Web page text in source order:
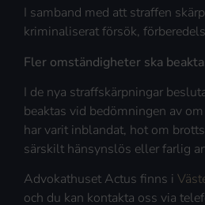
I samband med att straffen
kriminaliserat försök,
Fler omständigheter ska
I de nya straffskärpningar
beaktas vid bedömningen av
har varit inblandat, hot om
särskilt hänsynslös eller farlig
Advokathuset Actus finns i
och du kan kontakta oss via